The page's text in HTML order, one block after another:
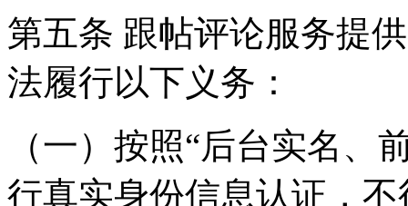
第五条 跟帖评论服务提
法履行以下义务：
（一）按照“后台实名、
行真实身份信息认证，